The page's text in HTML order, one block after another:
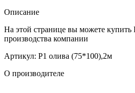
Описание
На этой странице вы можете купить
производства компании
Артикул: Р1 олива (75*100),2м
О производителе